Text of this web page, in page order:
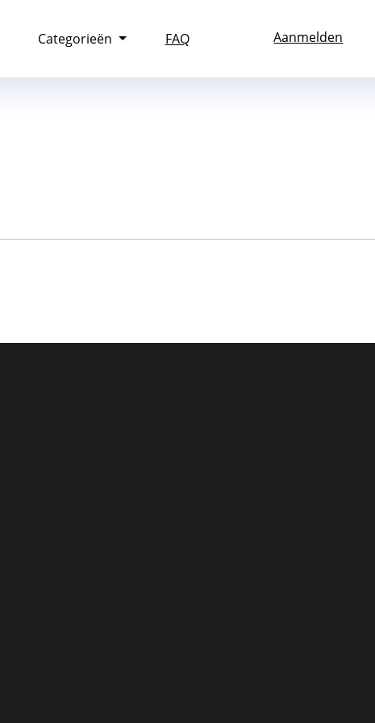
Categorieën FAQ Aanmelden